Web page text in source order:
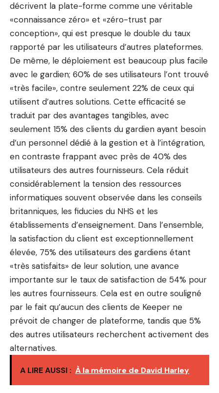
décrivent la plate-forme comme une véritable
«connaissance zéro» et «zéro-trust par
conception», qui est presque le double du taux
rapporté par les utilisateurs d’autres plateformes.
De même, le déploiement est beaucoup plus facile
avec le gardien; 60% de ses utilisateurs l’ont trouvé
«très facile», contre seulement 22% de ceux qui
utilisent d’autres solutions. Cette efficacité se
traduit par des avantages tangibles, avec
seulement 15% des clients du gardien ayant besoin
d’un personnel dédié à la gestion et à l’intégration,
en contraste frappant avec près de 40% des
utilisateurs des autres fournisseurs. Cela réduit
considérablement la tension des ressources
informatiques souvent observée dans les conseils
britanniques, les fiducies du NHS et les
établissements d’enseignement. Dans l’ensemble,
la satisfaction du client est exceptionnellement
élevée, 75% des utilisateurs des gardiens étant
«très satisfaits» de leur solution, une avance
importante sur le taux de satisfaction de 54% pour
les autres fournisseurs. Cela est en outre souligné
par le fait qu’aucun des clients de Keeper ne
prévoit de changer de plateforme, tandis que 5%
des autres utilisateurs recherchent activement des
alternatives.
A LIRE AUSSI : À la mémoire de David Harley